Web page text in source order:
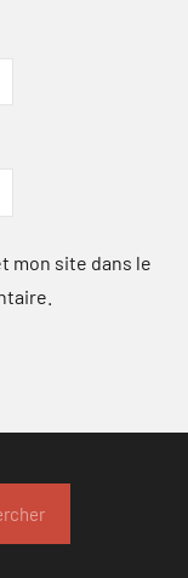
mon site dans le